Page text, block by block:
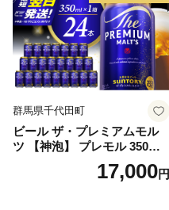
群馬県千代田町
ビール ザ・プレミアムモル
ツ 【神泡】 プレモル 350ml
× 24本 サントリー〈天然水の
ビール工場〉群馬※沖縄・離
17,000円